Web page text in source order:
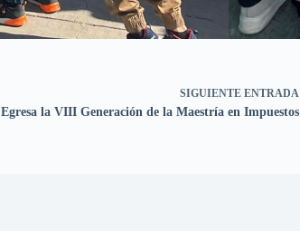
SIGUIENTE ENTRADA
Egresa la VIII Generación de la Maestría en Impuestos